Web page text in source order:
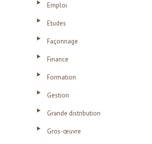
Emploi
Etudes
Façonnage
Finance
Formation
Gestion
Grande distribution
Gros-œuvre